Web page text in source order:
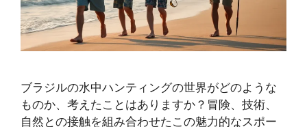
ブラジルの水中ハンティングの世界がどのような
ものか、考えたことはありますか？冒険、技術、
自然との接触を組み合わせたこの魅力的なスポー